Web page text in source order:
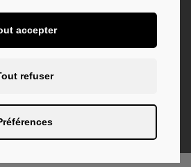
accepter
refuser
à l'UDAF
lès-Tours, CHU Trousseau